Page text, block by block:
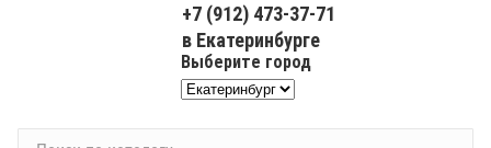
+7 (912) 473-37-71
в Екатеринбурге
Выберите город